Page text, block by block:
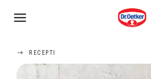
RECEPTI